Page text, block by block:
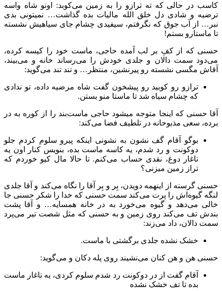
کاسب در حالی که ته ترازو را به زمین می‌کوبد: اونو شاه واسه
ترضیه و شادی دل خلق الله مالیات بده گذاشت… نمیتونی بدی
نبر… از آب جوق که نگرفتم، سیفیدی چشام جای سیاهیش نشسته
تا ماستارو بستم!
حسنی که از کفِ بر لب آمده حاجی، ماست خود را کیسه کرده،
می‌دود سمت دالان و جلدی خودش را می‌رساند خانه و می‌بیند،
آقاش مگسی نشسته رو پیرنشین، منتظر… و تند تند می‌گوید:
ترازو رو کوبید رو پیشخون گفت شاه مرضیه داده، تو ندادی
که چشام سیاه شد تا ماستا منو بستن.
آقا حسنی که اینجا متوجه می‎شود حاجی ماست‌بند را از کوره به در
برده، سعی مذبوحانه در تلطیف فضا می‌کند:
بوگو آقام گف نشون به نشونی اینکه پیرو سلوم کردم جلو
دوکونت و رد شدم، یه کاسه ماست بده، بنویس کنار اون یه
تاغار دوغ، نقدی حساب می‌کنم. تا حالا مال کیو خوردم که
تراز زمین میزنی؟
حسنی گرسنه از اینهمه دویدن، بِر و بِر آقا را نگاه می‌کند و آقا جلدی
لنگه گیوه‌اش را پرت می‌کند سمت حسنی که خدا را شکر حسنی جا
خالی می‌دهد و گیوه می‌خورد به در خانه همسایه… و آقا پشت
بندش تف می‌کند روی زمین و به حسنی که مثل شصت تیر می‌پرد
سمت دالان، داد می‌زند:
خشک نشده جلدی برگشتی با ماست.
حسنی هن و هن کنان می‌نشیند روی پله دکان و می‌گوید:
آقام گفت از در دوکونت رد شدم سلوم کردی، یه تاغار ماست
بده تا تف خشک نشده